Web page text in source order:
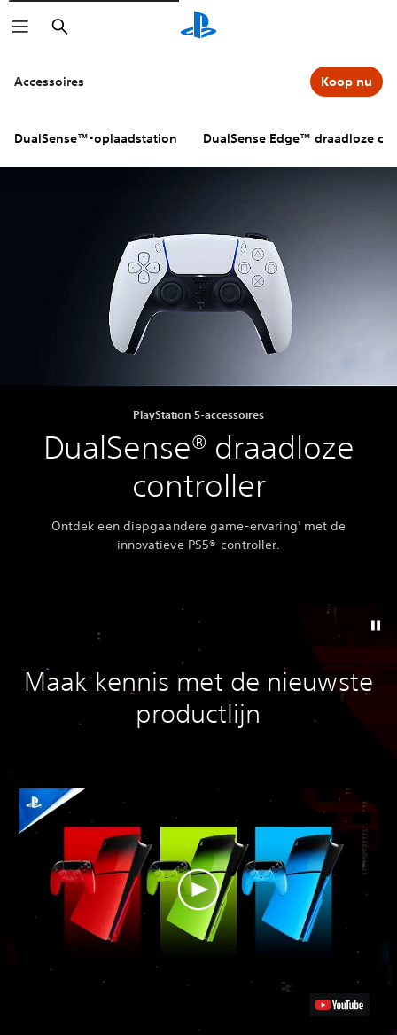
Zoeken
Accessoires
DualSense™-oplaadstation DualSense Edge™ draadloze
Koop nu
PlayStation 5-accessoires
DualSense® draadloze
controller
Ontdek een diepgaandere game-ervaring met de
innovatieve PS5®-controller.
Maak kennis met de nieuwste
productlijn
Klik op de